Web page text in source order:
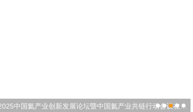
2025中国氦产业创新发展论坛暨中国氦产业共链行动会议在杭州成功召开